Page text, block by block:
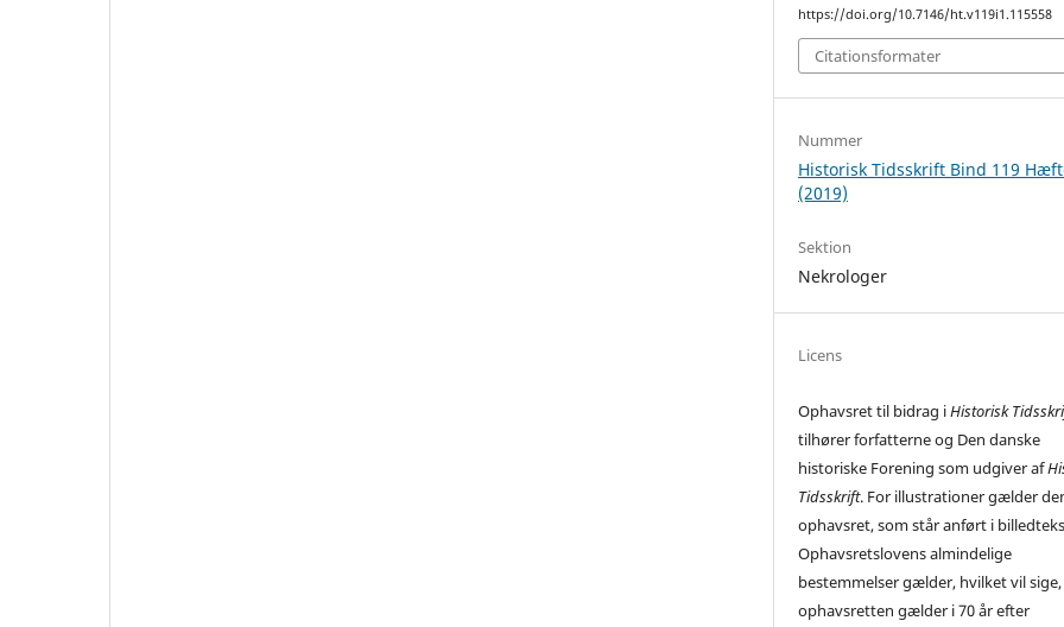
https://doi.org/10.7146/ht.v119i1.115558
Citationsformater
Nummer
Historisk Tidsskrift Bind 119
(2019)
Sektion
Nekrologer
Licens
Ophavsret til bidrag iHistorisk
tilhører forfatterne og Den danske
historiske Forening som udgiver af
Tidsskrift. For illustrationer gælder
ophavsret, som står anført i
Ophavsretslovens almindelige
bestemmelser gælder, hvilket vil
ophavsretten gælder i 70 år efter